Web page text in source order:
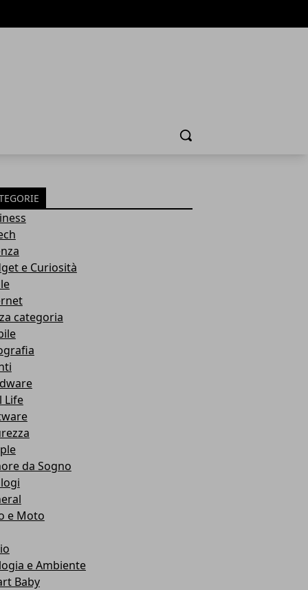
Cerca
e Curiosità
categoria
Life
da Sogno
e Moto
e Ambiente
Baby